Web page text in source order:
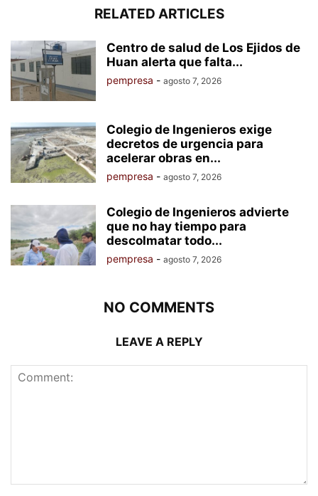
RELATED ARTICLES
Centro de salud de Los Ejidos de
Huan alerta que falta...
pempresa - agosto 7, 2026
Colegio de Ingenieros exige
decretos de urgencia para
acelerar obras en...
pempresa - agosto 7, 2026
Colegio de Ingenieros advierte
que no hay tiempo para
descolmatar todo...
pempresa - agosto 7, 2026
NO COMMENTS
LEAVE A REPLY